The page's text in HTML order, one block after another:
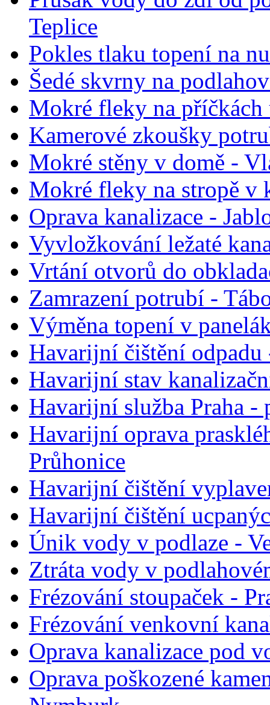
Teplice
Pokles tlaku topení na
Šedé skvrny na
Mokré fleky na
Kamerové zkoušky
Mokré stěny v domě -
Mokré fleky na stropě v
Oprava kanalizace -
Vyvložkování ležaté
Vrtání otvorů do
Zamrazení potrubí -
Výměna topení v
Havarijní čištění odpadu
Havarijní stav
Havarijní služba Praha -
Havarijní oprava
Průhonice
Havarijní čištění
Havarijní čištění
Únik vody v podlaze -
Ztráta vody v
Frézování stoupaček -
Frézování venkovní
Oprava kanalizace pod
Oprava poškozené